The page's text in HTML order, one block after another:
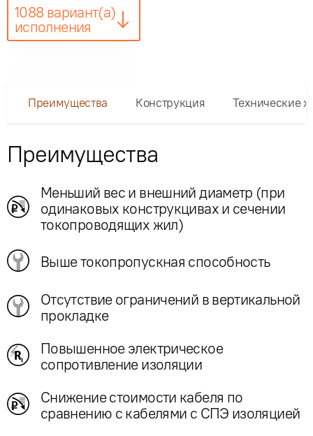
1088 вариант(а)
исполнения
Преимущества Конструкция Технические
Преимущества
Меньший вес и внешний диаметр (при
одинаковых конструкцивах и сечении
токопроводящих жил)
Выше токопропускная способность
Отсутствие ограничений в вертикальной
прокладке
Повышенное электрическое
сопротивление изоляции
Снижение стоимости кабеля по
сравнению с кабелями с СПЭ изоляцией